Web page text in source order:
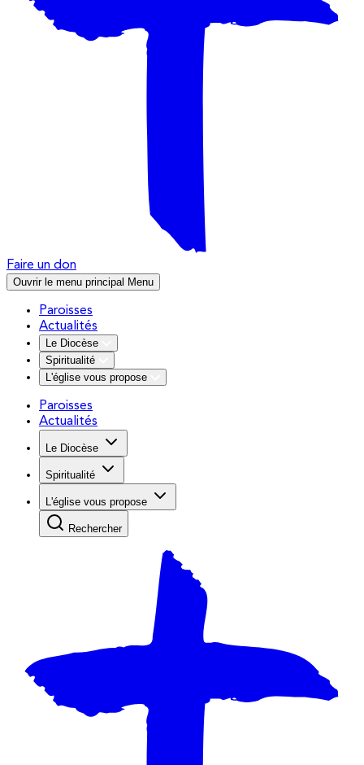
Faire un don
Ouvrir le menu principal Menu
Paroisses
Actualités
Le Diocèse
Spiritualité
L'église vous propose
Paroisses
Actualités
Le Diocèse
Spiritualité
L'église vous propose
Rechercher